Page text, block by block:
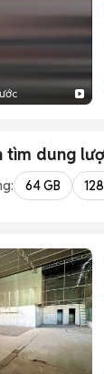
tìm dung
64 GB